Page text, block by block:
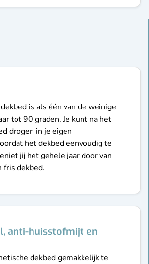
dekbed
is als één van de weinige
tot 90 graden. Je kunt na het
drogen in je eigen
het dekbed eenvoudig te
jij het gehele jaar door van
fris dekbed.
anti-huisstofmijt en
dekbed gemakkelijk te
cm, 200 x 220 cm, 240 x 200 cm, 240
winterdekbed